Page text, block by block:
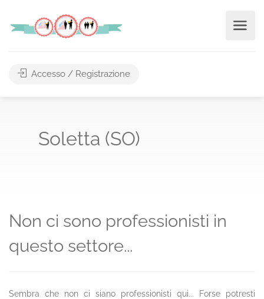
Accesso / Registrazione
Soletta (SO)
Non ci sono professionisti in
questo settore...
Sembra che non ci siano professionisti qui... Forse potresti